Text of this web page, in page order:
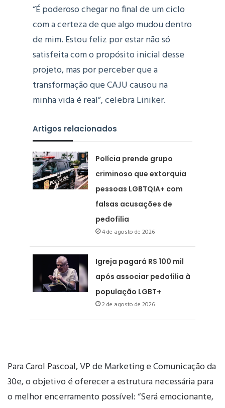
“É poderoso chegar no final de um ciclo
com a certeza de que algo mudou dentro
de mim. Estou feliz por estar não só
satisfeita com o propósito inicial desse
projeto, mas por perceber que a
transformação que CAJU causou na
minha vida é real”, celebra Liniker.
Artigos relacionados
Polícia prende grupo
criminoso que extorquia
pessoas LGBTQIA+ com
falsas acusações de
pedofilia
4 de agosto de 2026
Igreja pagará R$ 100 mil
após associar pedofilia à
população LGBT+
2 de agosto de 2026
Para Carol Pascoal, VP de Marketing e Comunicação da
30e, o objetivo é oferecer a estrutura necessária para
o melhor encerramento possível: “Será emocionante,